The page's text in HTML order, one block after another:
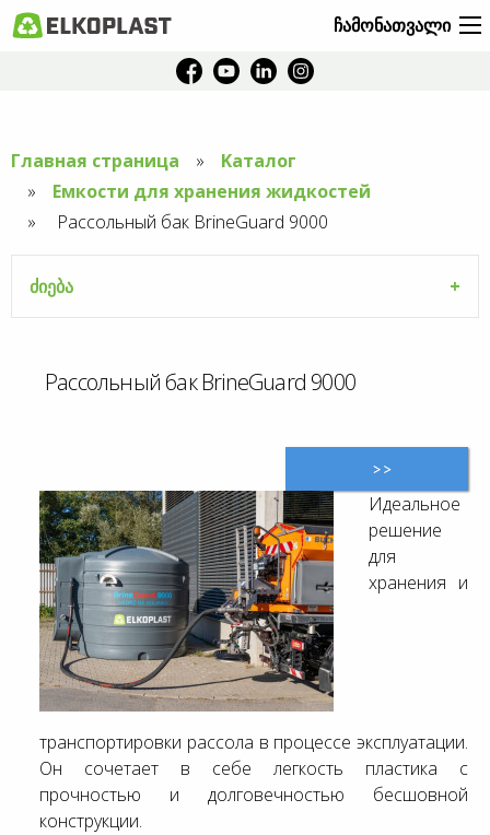
ჩამონათვალი
Главная страница
Kаталог
Емкости для хранения жидкостей
Aktuální
stránka:
Рассольный бак BrineGuard 9000
ძიება
Рассольный бак BrineGuard 9000
Идеальное
решение
для
хранения и
транспортировки рассола в процессе эксплуатации.
Он сочетает в себе легкость пластика с
прочностью и долговечностью бесшовной
конструкции.